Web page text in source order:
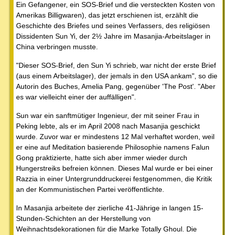
Ein Gefangener, ein SOS-Brief und die versteckten Kosten von
Amerikas Billigwaren), das jetzt erschienen ist, erzählt die
Geschichte des Briefes und seines Verfassers, des religiösen
Dissidenten Sun Yi, der 2½ Jahre im Masanjia-Arbeitslager in
China verbringen musste.
"Dieser SOS-Brief, den Sun Yi schrieb, war nicht der erste Brief
(aus einem Arbeitslager), der jemals in den USA ankam", so die
Autorin des Buches, Amelia Pang, gegenüber 'The Post'. "Aber
es war vielleicht einer der auffälligen".
Sun war ein sanftmütiger Ingenieur, der mit seiner Frau in
Peking lebte, als er im April 2008 nach Masanjia geschickt
wurde. Zuvor war er mindestens 12 Mal verhaftet worden, weil
er eine auf Meditation basierende Philosophie namens Falun
Gong praktizierte, hatte sich aber immer wieder durch
Hungerstreiks befreien können. Dieses Mal wurde er bei einer
Razzia in einer Untergrunddruckerei festgenommen, die Kritik
an der Kommunistischen Partei veröffentlichte.
In Masanjia arbeitete der zierliche 41-Jährige in langen 15-
Stunden-Schichten an der Herstellung von
Weihnachtsdekorationen für die Marke Totally Ghoul. Die